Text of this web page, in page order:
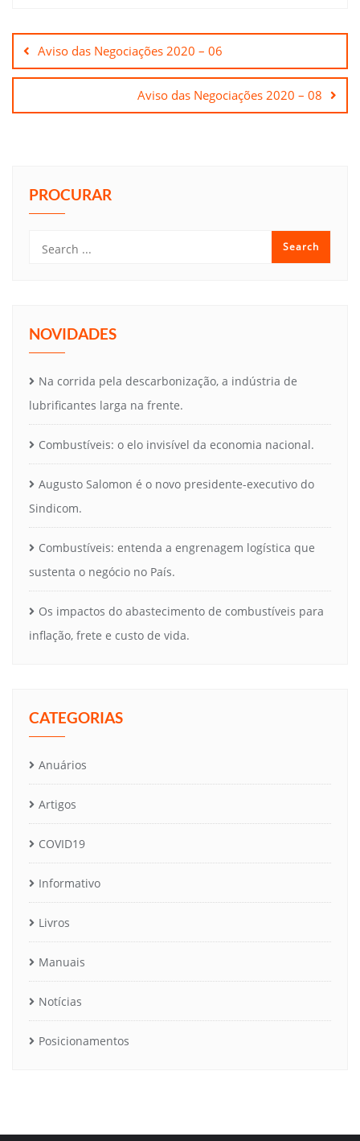
de
PostAviso das Negociações 2020 – 06
Aviso das Negociações 2020 – 08
PROCURAR
NOVIDADES
Na corrida pela descarbonização, a indústria de
lubrificantes larga na frente.
Combustíveis: o elo invisível da economia nacional.
Augusto Salomon é o novo presidente-executivo do
Sindicom.
Combustíveis: entenda a engrenagem logística que
sustenta o negócio no País.
Os impactos do abastecimento de combustíveis para
inflação, frete e custo de vida.
CATEGORIAS
Anuários
Artigos
COVID19
Informativo
Livros
Manuais
Notícias
Posicionamentos